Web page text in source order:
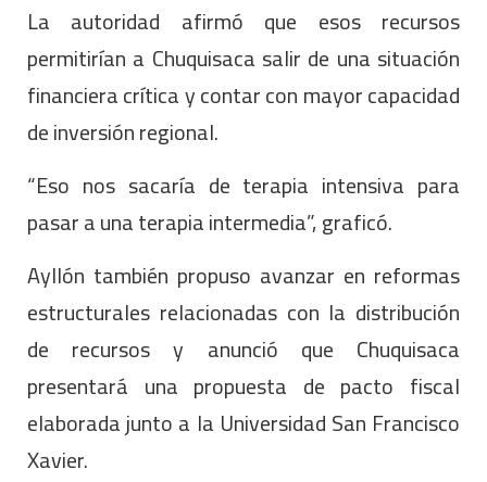
La autoridad afirmó que esos recursos
permitirían a Chuquisaca salir de una situación
financiera crítica y contar con mayor capacidad
de inversión regional.
“Eso nos sacaría de terapia intensiva para
pasar a una terapia intermedia”, graficó.
Ayllón también propuso avanzar en reformas
estructurales relacionadas con la distribución
de recursos y anunció que Chuquisaca
presentará una propuesta de pacto fiscal
elaborada junto a la Universidad San Francisco
Xavier.